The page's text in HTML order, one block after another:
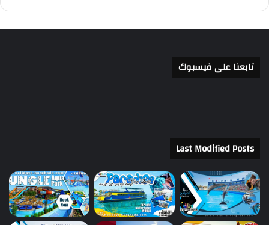
تابعنا على فيسبوك
Last Modified Posts